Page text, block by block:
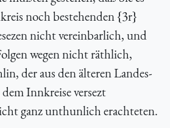
noch bestehenden {3r}
nicht vereinbarlich, und
wegen nicht räthlich,
der aus den älteren Landes-
Innkreise versezt
ganz unthunlich erachteten.